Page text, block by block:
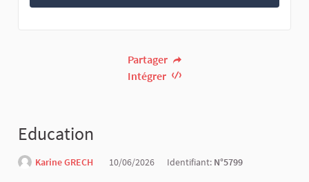
Partager
Intégrer
Education
Karine GRECH 10/06/2026 Identifiant: N°5799